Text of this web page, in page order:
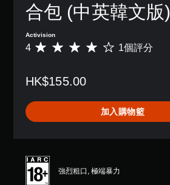
合包 (中英韓文版)
Activision
平
分
4
顆
星
分
5
顆
4 1個評分
HK$155.00
加入購物籃
強烈粗口, 極端暴力